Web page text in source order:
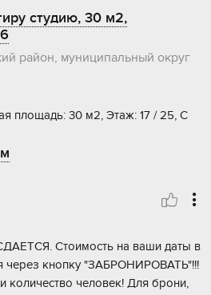
студию, 30 м2,
район, муниципальный округ
площадь: 30 м2, Этаж: 17 / 25, С
Стоимость на ваши даты в
через кнопку "ЗАБРОНИРОВАТЬ"!!!
количество человек! Для брони,